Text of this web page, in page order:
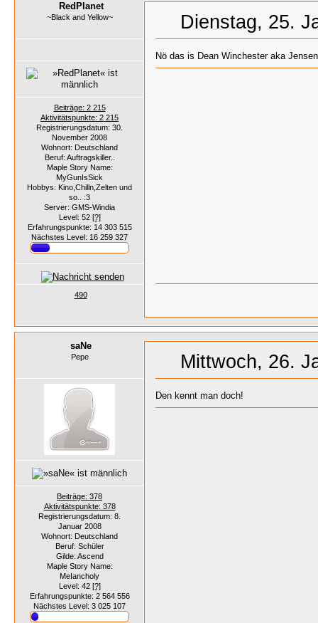
RedPlanet
~Black and Yellow~
Beiträge: 2 215
Aktivitätspunkte: 2 215
Registrierungsdatum: 30.
November 2008
Wohnort: Deutschland
Beruf: Auftragskiller..
Maple Story Name:
MyGunIsSick
Hobbys: Kino,Chilln,Zelten und
so.. :3
Server: GMS-Windia
Level: 52 [?]
Erfahrungspunkte: 14 303 515
Nächstes Level: 16 259 327
490
Dienstag, 25.
Nö das is Dean Winchester aka
saNe
Pepe
Beiträge: 378
Aktivitätspunkte: 378
Registrierungsdatum: 8.
Januar 2008
Wohnort: Deutschland
Beruf: Schüler
Gilde: Ascend
Maple Story Name:
MeIancholy
Level: 42 [?]
Erfahrungspunkte: 2 564 556
Nächstes Level: 3 025 107
Mittwoch, 26.
Den kennt man doch!